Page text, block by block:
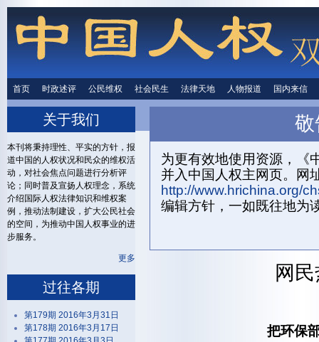
首页 时政述评 公民维权 社会民生 法律天地 人物报道 国内来信
敬
为更有效地使用资源，《
并入中国人权主网页。网
http://www.hrichina.org/
编辑方针，一如既往地为
网
把环保
关于我们
本刊将秉持理性、平实的方针，报
道中国的人权状况和民众的维权活
动，对社会焦点问题进行分析评
论；同时普及宣扬人权理念，系统
介绍国际人权法律知识和维权案
例，推动法制建设，扩大公民社会
的空间，为推动中国人权事业的进
步服务。
更多
过往各期
第179期 2016年3月31日
第178期 2016年3月17日
时政述评 公民维权 社会民生 法律天地 人物报道 国内来
首页 关